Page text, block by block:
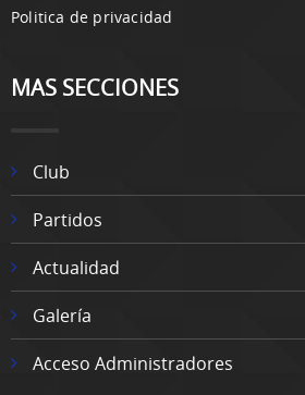
Politica de privacidad
MAS SECCIONES
Club
Partidos
Actualidad
Galería
Acceso Administradores